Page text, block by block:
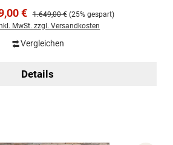
€ Regulärer Preis:
1.649,00 € (25% gespart)
MwSt. zzgl. Versandkosten
Vergleichen
Details